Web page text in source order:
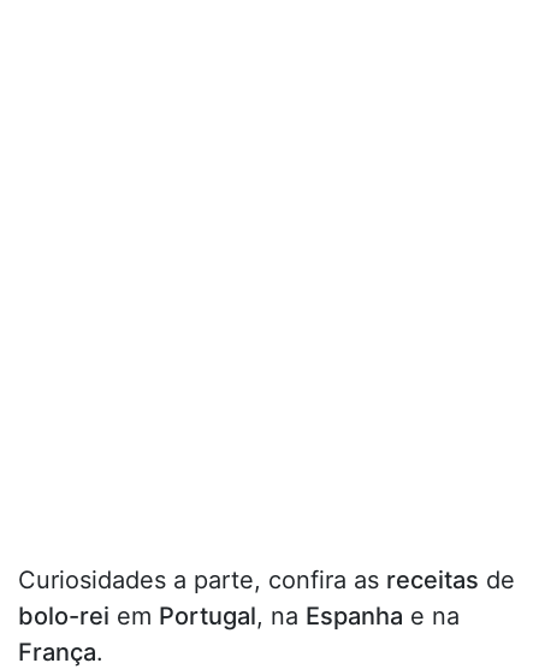
Curiosidades a parte, confira as receitas de
bolo-rei em Portugal, na Espanha e na
França.